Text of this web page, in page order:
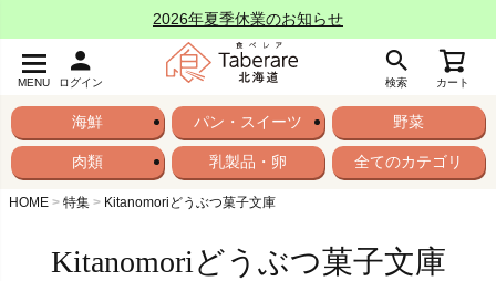
2026年夏季休業のお知らせ
MENU ログイン 検索 カート
海鮮 パン・スイーツ 野菜
肉類 乳製品・卵 全てのカテゴリ
HOME 特集 Kitanomoriどうぶつ菓子文庫
Kitanomoriどうぶつ菓子文庫